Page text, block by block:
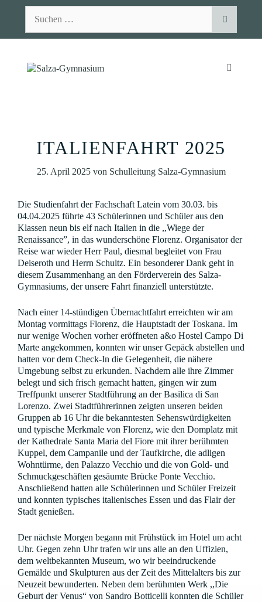
nach:
ITALIENFAHRT 2025
25. April 2025 von Schulleitung Salza-Gymnasium
Die Studienfahrt der Fachschaft Latein vom 30.03. bis
04.04.2025 führte 43 Schülerinnen und Schüler aus den
Klassen neun bis elf nach Italien in die ,,Wiege der
Renaissance”, in das wunderschöne Florenz. Organisator der
Reise war wieder Herr Paul, diesmal begleitet von Frau
Deiseroth und Herrn Schultz. Ein besonderer Dank geht in
diesem Zusammenhang an den Förderverein des Salza-
Gymnasiums, der unsere Fahrt finanziell unterstützte.
Nach einer 14-stündigen Übernachtfahrt erreichten wir am
Montag vormittags Florenz, die Hauptstadt der Toskana. Im
nur wenige Wochen vorher eröffneten a&o Hostel Campo Di
Marte angekommen, konnten wir unser Gepäck abstellen und
hatten vor dem Check-In die Gelegenheit, die nähere
Umgebung selbst zu erkunden. Nachdem alle ihre Zimmer
belegt und sich frisch gemacht hatten, gingen wir zum
Treffpunkt unserer Stadtführung an der Basilica di San
Lorenzo. Zwei Stadtführerinnen zeigten unseren beiden
Gruppen ab 16 Uhr die bekanntesten Sehenswürdigkeiten
und typische Merkmale von Florenz, wie den Domplatz mit
der Kathedrale Santa Maria del Fiore mit ihrer berühmten
Kuppel, dem Campanile und der Taufkirche, die adligen
Wohntürme, den Palazzo Vecchio und die von Gold- und
Schmuckgeschäften gesäumte Brücke Ponte Vecchio.
Anschließend hatten alle Schülerinnen und Schüler Freizeit
und konnten typisches italienisches Essen und das Flair der
Stadt genießen.
Der nächste Morgen begann mit Frühstück im Hotel um acht
Uhr. Gegen zehn Uhr trafen wir uns alle an den Uffizien,
dem weltbekannten Museum, wo wir beeindruckende
Gemälde und Skulpturen aus der Zeit des Mittelalters bis zur
Neuzeit bewunderten. Neben dem berühmten Werk ,,Die
Geburt der Venus“ von Sandro Botticelli konnten die Schüler